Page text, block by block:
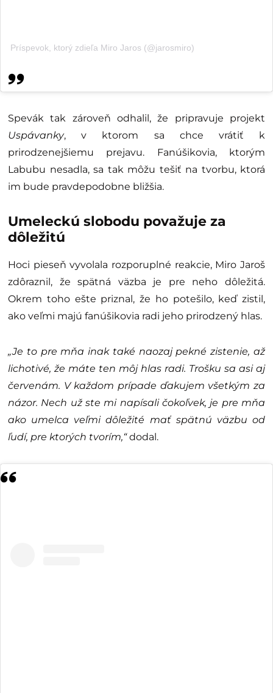
Príspevok, ktorý zdieľa Miro Jaros (@jarosmiro)
Spevák tak zároveň odhalil, že pripravuje projekt
Uspávanky, v ktorom sa chce vrátiť k
prirodzenejšiemu prejavu. Fanúšikovia, ktorým
Labubu nesadla, sa tak môžu tešiť na tvorbu, ktorá
im bude pravdepodobne bližšia.
Umeleckú slobodu považuje za
dôležitú
Hoci pieseň vyvolala rozporuplné reakcie, Miro Jaroš
zdôraznil, že spätná väzba je pre neho dôležitá.
Okrem toho ešte priznal, že ho potešilo, keď zistil,
ako veľmi majú fanúšikovia radi jeho prirodzený hlas.
„Je to pre mňa inak také naozaj pekné zistenie, až
lichotivé, že máte ten môj hlas radi. Trošku sa asi aj
červenám. V každom prípade ďakujem všetkým za
názor. Nech už ste mi napísali čokoľvek, je pre mňa
ako umelca veľmi dôležité mať spätnú väzbu od
ľudí, pre ktorých tvorím,“dodal.